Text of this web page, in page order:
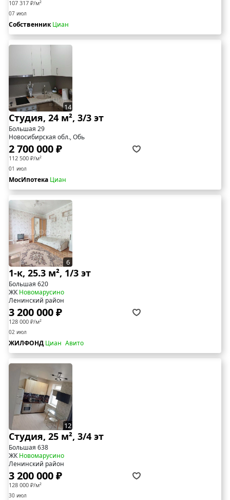
107 317 ₽/м²
07 июл
СобственникЦиан
14
Студия, 24 м², 3/3 эт
Большая 29
Новосибирская обл., Обь
2 700 000 ₽
112 500 ₽/м²
01 июл
МосИпотека Циан
6
1-к, 25.3 м², 1/3 эт
Большая 620
ЖКНовомарусино
Ленинский район
3 200 000 ₽
128 000 ₽/м²
02 июл
ЖИЛФОНД Циан Авито
12
Студия, 25 м², 3/4 эт
Большая 638
ЖКНовомарусино
Ленинский район
3 200 000 ₽
128 000 ₽/м²
30 июл